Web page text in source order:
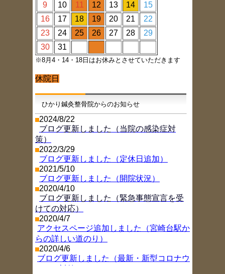
9
10 11 12 13 14
15
16
17 18 19 20 21
22
23
24 25 26 27 28
29
30
31
※8月4・14・18日はお休みとさせていただきます
休院日
ひかり鍼灸整骨院からのお知らせ
2024/8/22
ブログ更新しました（当院の感染症対
策）
2022/3/29
ブログ更新しました（定休日追加）
2021/5/10
ブログ更新しました（開院状況）
2020/4/10
ブログ更新しました（緊急事態宣言を受
けての対応）
2020/4/7
アクセスページ追加しました（宮崎台駅か
らの詳しい道のり）
2020/4/6
ブログ更新しました（最新・新型コロナウ